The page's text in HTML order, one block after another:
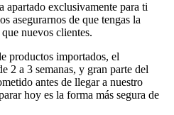
apartado exclusivamente para ti
asegurarnos de que tengas la
nuevos clientes.
productos importados, el
2 a 3 semanas, y gran parte del
antes de llegar a nuestro
hoy es la forma más segura de